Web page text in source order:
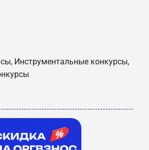
Инструментальные конкурсы,